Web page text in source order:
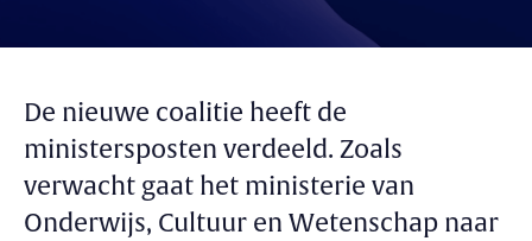
De nieuwe coalitie heeft de
ministersposten verdeeld. Zoals
verwacht gaat het ministerie van
Onderwijs, Cultuur en Wetenschap naar